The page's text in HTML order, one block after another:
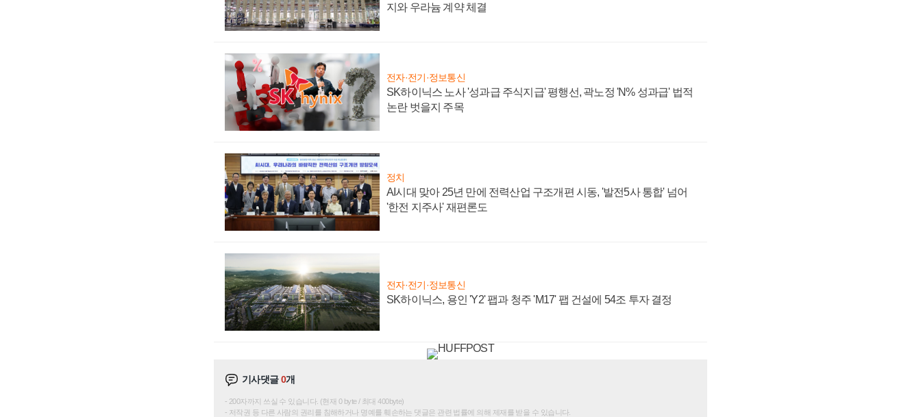
지와 우라늄 계약 체결
전자·전기·정보통신
SK하이닉스 노사 '성과급 주식지급' 평행선, 곽노정 'N% 성과급' 법적
논란 벗을지 주목
정치
AI시대 맞아 25년 만에 전력산업 구조개편 시동, '발전5사 통합' 넘어
'한전 지주사' 재편론도
전자·전기·정보통신
SK하이닉스, 용인 'Y2' 팹과 청주 'M17' 팹 건설에 54조 투자 결정
기사댓글0개
200자까지 쓰실 수 있습니다. (현재 0 byte / 최대 400byte)
저작권 등 다른 사람의 권리를 침해하거나 명예를 훼손하는 댓글은 관련 법률에 의해 제재를 받을 수 있습니다.